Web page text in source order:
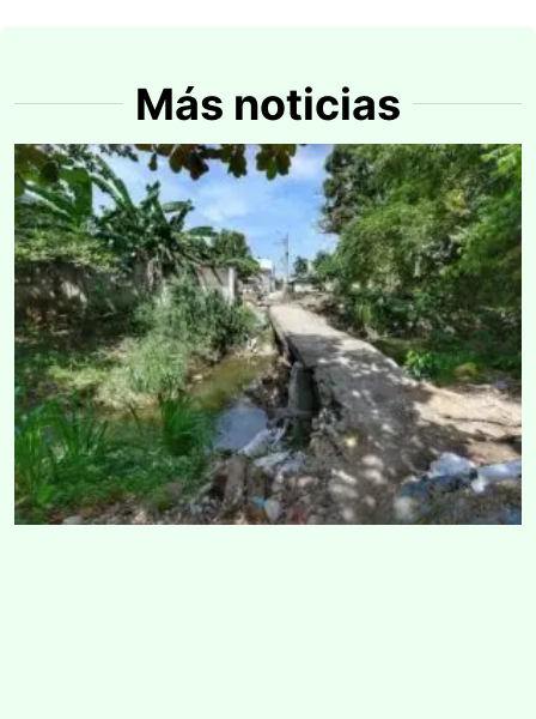
Más noticias